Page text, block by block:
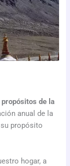
propósitos de la
anual de la
propósito
hogar, a